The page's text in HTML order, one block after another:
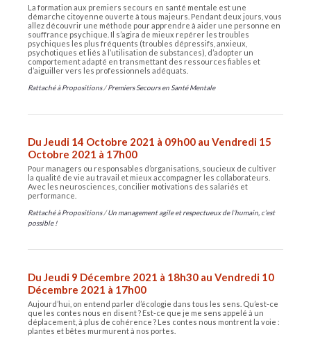
La formation aux premiers secours en santé mentale est une
démarche citoyenne ouverte à tous majeurs. Pendant deux jours, vous
allez découvrir une méthode pour apprendre à aider une personne en
souffrance psychique. Il s’agira de mieux repérer les troubles
psychiques les plus fréquents (troubles dépressifs, anxieux,
psychotiques et liés à l’utilisation de substances), d’adopter un
comportement adapté en transmettant des ressources fiables et
d’aiguiller vers les professionnels adéquats.
Rattaché à Propositions /Premiers Secours en Santé Mentale
Du Jeudi 14 Octobre 2021 à 09h00 au Vendredi 15
Octobre 2021 à 17h00
Pour managers ou responsables d’organisations, soucieux de cultiver
la qualité de vie au travail et mieux accompagner les collaborateurs.
Avec les neurosciences, concilier motivations des salariés et
performance.
Rattaché à Propositions /Un management agile et respectueux de l’humain, c’est
possible !
Du Jeudi 9 Décembre 2021 à 18h30 au Vendredi 10
Décembre 2021 à 17h00
Aujourd’hui, on entend parler d’écologie dans tous les sens. Qu’est-ce
que les contes nous en disent ? Est-ce que je me sens appelé à un
déplacement, à plus de cohérence ? Les contes nous montrent la voie :
plantes et bêtes murmurent à nos portes.